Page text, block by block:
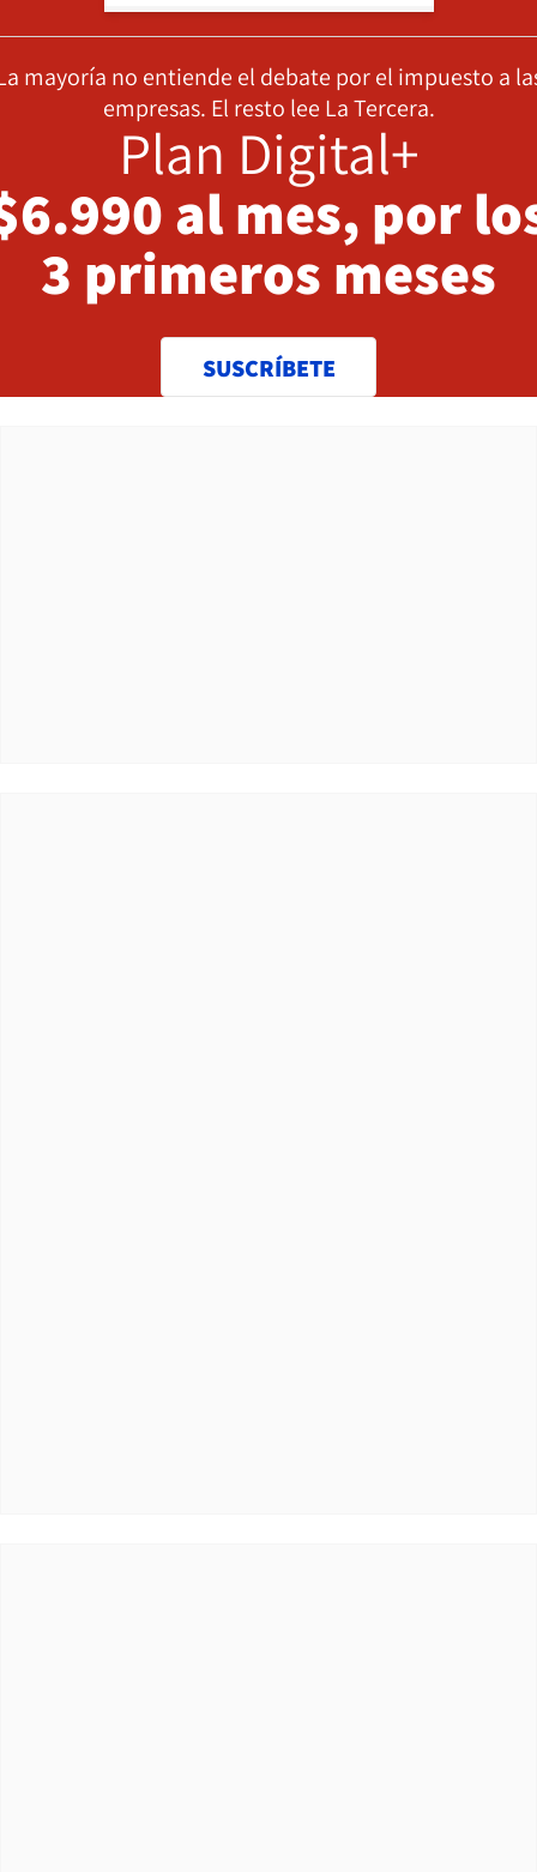
mayoría no entiende el debate por el impuesto a
empresas. El resto lee La Tercera.
Plan Digital+
al mes, por
3 primeros meses
SUSCRÍBETE